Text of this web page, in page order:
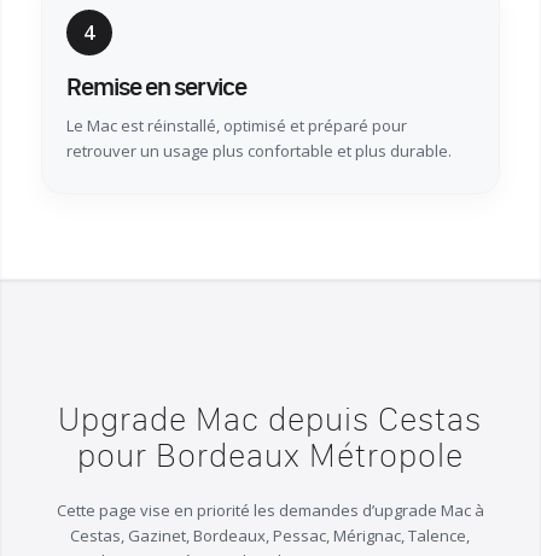
4
Remise en service
Le Mac est réinstallé, optimisé et préparé pour
retrouver un usage plus confortable et plus durable.
Upgrade Mac depuis Cestas
pour Bordeaux Métropole
Cette page vise en priorité les demandes d’upgrade Mac à
Cestas, Gazinet, Bordeaux, Pessac, Mérignac, Talence,